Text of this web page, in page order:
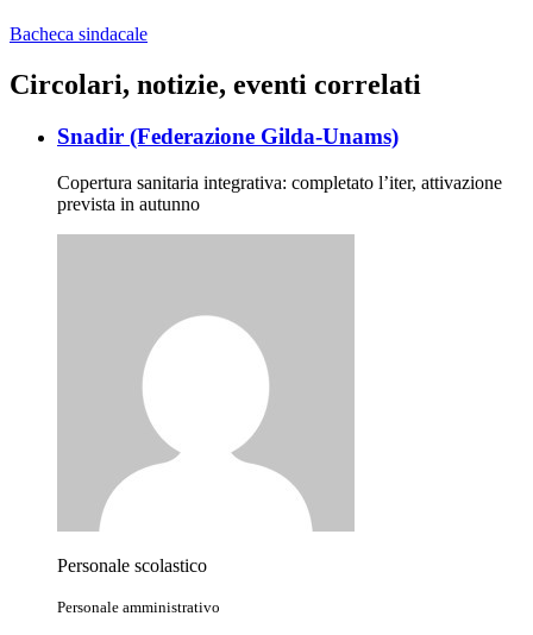
Bacheca sindacale
Circolari, notizie, eventi correlati
Snadir (Federazione Gilda-Unams)
Copertura sanitaria integrativa: completato l’iter, attivazione
prevista in autunno
Personale scolastico
Personale amministrativo